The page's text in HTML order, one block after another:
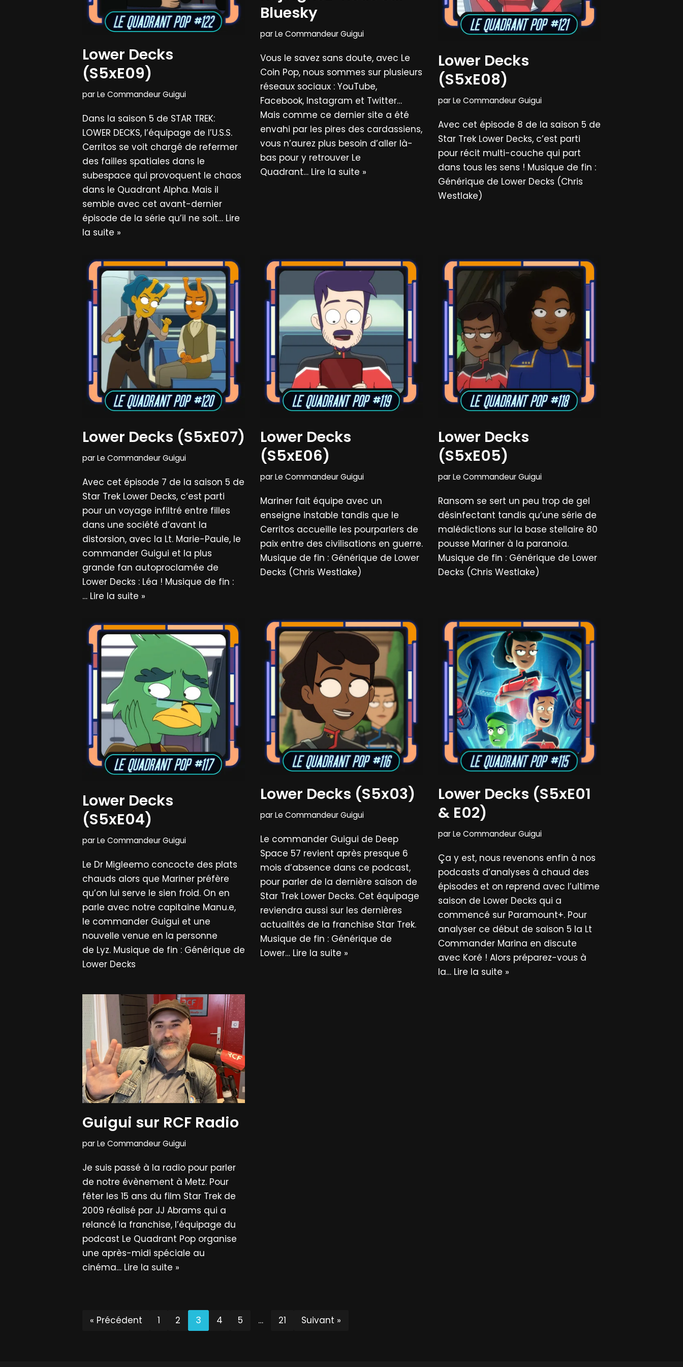
Lower Decks
(S5xE09)
parLe Commandeur Guigui
Dans la saison 5 de STAR TREK:
LOWER DECKS, l’équipage de l’U.S.S.
Cerritos se voit chargé de refermer
des failles spatiales dans le
subespace qui provoquent le chaos
dans le Quadrant Alpha. Mais il
semble avec cet avant-dernier
épisode de la série qu’il ne soit… Lire
la suite »
Bluesky
parLe Commandeur Guigui
Vous le savez sans doute, avec Le
Coin Pop, nous sommes sur plusieurs
réseaux sociaux : YouTube,
Facebook, Instagram et Twitter…
Mais comme ce dernier site a été
envahi par les pires des cardassiens,
vous n’aurez plus besoin d’aller là-
bas pour y retrouver Le
Quadrant… Lire la suite »
Lower Decks
(S5xE08)
parLe Commandeur Guigui
Avec cet épisode 8 de la saison 5 de
Star Trek Lower Decks, c’est parti
pour récit multi-couche qui part
dans tous les sens ! Musique de fin :
Générique de Lower Decks (Chris
Westlake)
Lower Decks (S5xE07)
parLe Commandeur Guigui
Avec cet épisode 7 de la saison 5 de
Star Trek Lower Decks, c’est parti
pour un voyage infiltré entre filles
dans une société d’avant la
distorsion, avec la Lt. Marie-Paule, le
commander Guigui et la plus
grande fan autoproclamée de
Lower Decks : Léa ! Musique de fin :
… Lire la suite »
Lower Decks
(S5xE06)
parLe Commandeur Guigui
Mariner fait équipe avec un
enseigne instable tandis que le
Cerritos accueille les pourparlers de
paix entre des civilisations en guerre.
Musique de fin : Générique de Lower
Decks (Chris Westlake)
Lower Decks
(S5xE05)
parLe Commandeur Guigui
Ransom se sert un peu trop de gel
désinfectant tandis qu’une série de
malédictions sur la base stellaire 80
pousse Mariner à la paranoïa.
Musique de fin : Générique de Lower
Decks (Chris Westlake)
Lower Decks
(S5xE04)
parLe Commandeur Guigui
Le Dr Migleemo concocte des plats
chauds alors que Mariner préfère
qu’on lui serve le sien froid. On en
parle avec notre capitaine Manu.e,
le commander Guigui et une
nouvelle venue en la personne
de Lyz. Musique de fin : Générique de
Lower Decks
Lower Decks (S5x03)
parLe Commandeur Guigui
Le commander Guigui de Deep
Space 57 revient après presque 6
mois d’absence dans ce podcast,
pour parler de la dernière saison de
Star Trek Lower Decks. Cet équipage
reviendra aussi sur les dernières
actualités de la franchise Star Trek.
Musique de fin : Générique de
Lower… Lire la suite »
Lower Decks (S5xE01
& E02)
parLe Commandeur Guigui
Ça y est, nous revenons enfin à nos
podcasts d’analyses à chaud des
épisodes et on reprend avec l’ultime
saison de Lower Decks qui a
commencé sur Paramount+. Pour
analyser ce début de saison 5 la Lt
Commander Marina en discute
avec Koré ! Alors préparez-vous à
la… Lire la suite »
Guigui sur RCF Radio
parLe Commandeur Guigui
Je suis passé à la radio pour parler
de notre évènement à Metz. Pour
fêter les 15 ans du film Star Trek de
2009 réalisé par JJ Abrams qui a
relancé la franchise, l’équipage du
podcast Le Quadrant Pop organise
une après-midi spéciale au
cinéma… Lire la suite »
« Précédent 1 2 3 4 5 … 21 Suivant »